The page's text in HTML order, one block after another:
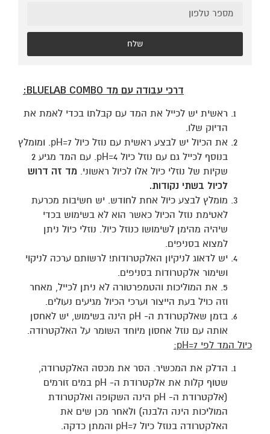
שלח
דרכי עבודה עם מד BLUELAB COMBO
:
ראשית יש לכייל את המד עם קבלתו בכדי לאמת את
הדיוק שלו.
את הכיול יש לבצע ראשית עם נוזל כיול pH=7. ומומלץ
בנוסף לכייל גם עם נוזל כיול pH=4. עם המד מגיע 2
שקיות של נוזלי כיול אלו לכיול ראשוני. מד זה דרוש
לכיול בשתי נקודות.
מומלץ לבצע כיול אחת לחודש. יש חשיבות מכרעת
לאטימת נוזל הכיול כאשר הוא לא בשימוש בכדי
שיהיה מהימן לשימושו כנוזל כיול. נוזלי כיול ניתן
למצוא בסניפים.
יש לדאוג לניקיון האלקטרודות! לרשותם ערכה לניקוי
ושימור אלקטרודות בסניפים.
5. את המוליכות והטמפרטורה לא ניתן לכייל, מאחר
וזה כויל בעת הייצור וערכי הכיול מגיעים נעולים.
בזמן שאלקטרודת ה- pH הינה בשימוש, יש לאחסן
אותה עם נוזל אחסון מיוחד השומר על האלקטרודה.
כיול המד לפי pH=7
:
הדלק את המכשיר. הסר את מכסה האלקטרודה,
שטוף קלות את אלקטרודת ה- pH במים זורמים
(אלקטרודת ה- pH הינה השקופה ואלקטרודת
המוליכות הינה הלבנה) ולאחר מכן שים את
האלקטרודה בנוזל כיול pH=7 והמתן כדקה.